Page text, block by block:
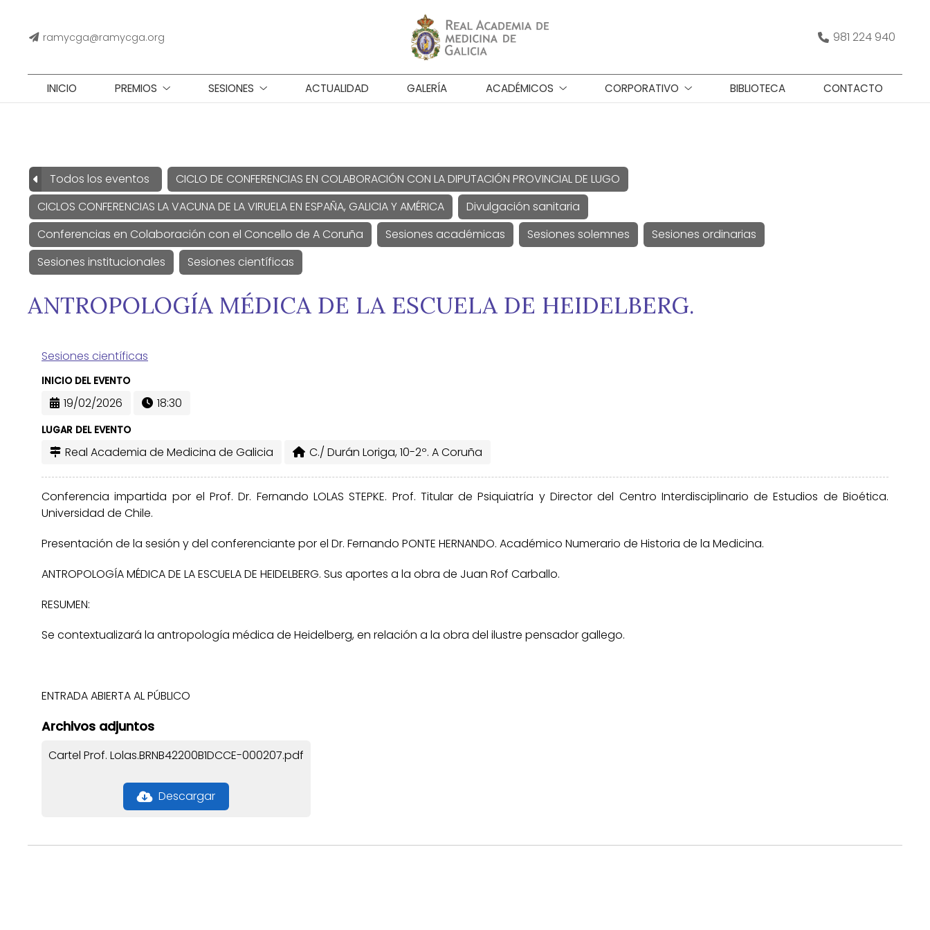
ramycga@ramycga.org 981 224 940
INICIO PREMIOS SESIONES ACTUALIDAD GALERÍA ACADÉMICOS CORPORATIVO BIBLIOTECA CONTACTO
Todos los eventos
CICLO DE CONFERENCIAS EN COLABORACIÓN CON LA DIPUTACIÓN PROVINCIAL DE LUGO
CICLOS CONFERENCIAS LA VACUNA DE LA VIRUELA EN ESPAÑA, GALICIA Y AMÉRICA
Divulgación sanitaria
Conferencias en Colaboración con el Concello de A Coruña
Sesiones académicas Sesiones solemnes
Sesiones ordinarias
Sesiones institucionales
Sesiones científicas
ANTROPOLOGÍA MÉDICA DE LA ESCUELA DE HEIDELBERG.
Sesiones científicas
INICIO DEL EVENTO
19/02/2026 18:30
LUGAR DEL EVENTO
Real Academia de Medicina de Galicia C./ Durán Loriga, 10-2º. A Coruña
Conferencia impartida por el Prof. Dr. Fernando LOLAS STEPKE. Prof. Titular de Psiquiatría y Director del Centro Interdisciplinario de Estudios de Bioética.
Universidad de Chile.
Presentación de la sesión y del conferenciante por el Dr. Fernando PONTE HERNANDO. Académico Numerario de Historia de la Medicina.
ANTROPOLOGÍA MÉDICA DE LA ESCUELA DE HEIDELBERG. Sus aportes a la obra de Juan Rof Carballo.
RESUMEN:
Se contextualizará la antropología médica de Heidelberg, en relación a la obra del ilustre pensador gallego.
ENTRADA ABIERTA AL PÚBLICO
Archivos adjuntos
Cartel Prof. Lolas.BRNB42200B1DCCE-000207.pdf
Descargar